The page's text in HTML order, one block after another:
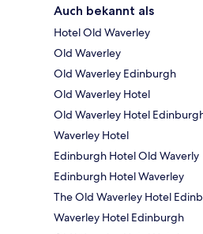
Auch bekannt als
Hotel Old Waverley
Old Waverley
Old Waverley Edinburgh
Old Waverley Hotel
Old Waverley Hotel
Waverley Hotel
Edinburgh Hotel Old Waverly
Edinburgh Hotel Waverley
The Old Waverley Hotel
Waverley Hotel Edinburgh